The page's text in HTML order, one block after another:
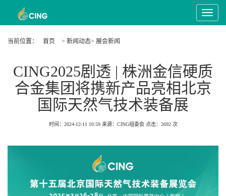
Toggle
当前位置：
首页 > 新闻动态> 展会新闻
CING2025剧透 | 株洲金信硬质
合金集团将携新产品亮相北京
国际天然气技术装备展
时间：2024-12-11 10:59 来源：CING组委会 点击： 2692 次